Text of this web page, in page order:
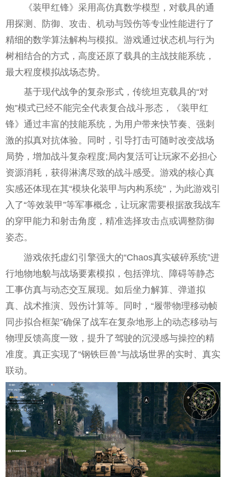
《装甲红锋》采用高仿真数学模型，对载具的通
用探测、防御、攻击、机动与毁伤等专业性能进行了
精细的数学算法解构与模拟。游戏通过状态机与行为
树相结合的方式，高度还原了载具的主战技能系统，
最大程度模拟战场态势。
基于现代战争的复杂形式，传统坦克载具的“对
炮”模式已经不能完全代表复合战斗形态，《装甲红
锋》通过丰富的技能系统，为用户带来快节奏、强刺
激的拟真对抗体验。同时，引导打击可随时改变战场
局势，增加战斗复杂程度;局内复活可让玩家不必担心
资源消耗，获得淋漓尽致的战斗感受。游戏的核心真
实感还体现在其“模块化装甲与内构系统”，为此游戏引
入了“等效装甲”等军事概念，让玩家需要根据敌我战车
的穿甲能力和射击角度，精准选择攻击点或调整防御
姿态。
游戏依托虚幻引擎强大的“Chaos真实破碎系统”进
行地物地貌与战场要素模拟，包括弹坑、障碍等静态
工事仿真与动态交互展现。如后坐力解算、弹道拟
真、战术推演、毁伤计算等。同时，“履带物理移动帧
同步拟合框架”确保了战车在复杂地形上的动态移动与
物理反馈高度一致，提升了驾驶的沉浸感与操控的精
准度。真正实现了“钢铁巨兽”与战场世界的实时、真实
联动。